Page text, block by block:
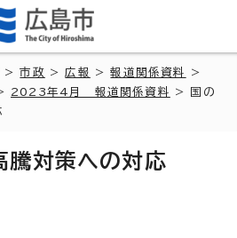
>市政 >広報 >報道関係資料
>
2023年4月 報道関係資料
> 国の
騰対策への対応